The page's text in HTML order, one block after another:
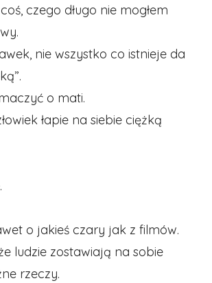
czego długo nie mogłem
nie wszystko co istnieje da
o mati.
łapie na siebie ciężką
o jakieś czary jak z filmów.
ludzie zostawiają na sobie
rzeczy.